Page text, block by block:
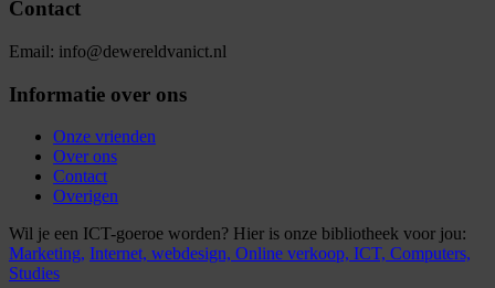
Contact
Email: info@dewereldvanict.nl
Informatie over ons
Onze vrienden
Over ons
Contact
Overigen
Wil je een ICT-goeroe worden? Hier is onze bibliotheek voor jou:
Marketing, Internet, webdesign, Online verkoop, ICT, Computers,
Studies